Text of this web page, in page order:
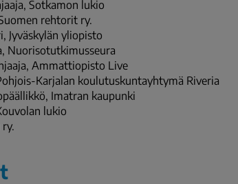
Sotkamon lukio
rehtorit ry.
Jyväskylän yliopisto
Nuorisotutkimusseura
Ammattiopisto Live
Karjalan koulutuskuntayhtymä Riveria
Imatran kaupunki
lukio